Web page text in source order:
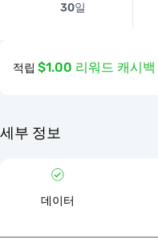
30일
적립 $1.00 리워드 캐시백
세부 정보
데이터